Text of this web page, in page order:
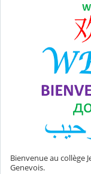
Bienvenue au collège
Genevois.